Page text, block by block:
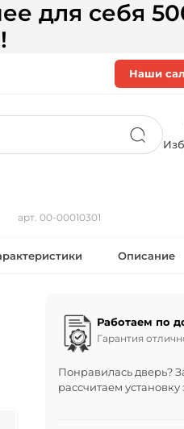
для себя
Наши
арт. 00-00010301
Описание
Работаем по
Гарантия
Понравилась дверь?
рассчитаем установку